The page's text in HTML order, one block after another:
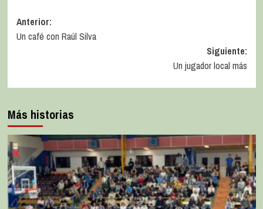
Anterior:
Un café con Raúl Silva
Siguiente:
Un jugador local más
Más historias